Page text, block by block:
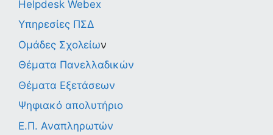
Helpdesk Webex
Υπηρεσίες ΠΣΔ
Ομάδες Σχολείων
Θέματα Πανελλαδικών
Θέματα Εξετάσεων
Ψηφιακό απολυτήριο
Ε.Π. Αναπληρωτών